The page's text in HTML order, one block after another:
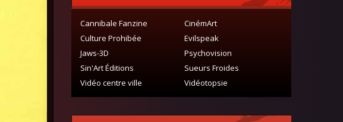
Cannibale Fanzine
CinémArt
Culture Prohibée
Evilspeak
Jaws-3D
Psychovision
Sin'Art Éditions
Sueurs Froides
Vidéo centre ville
Vidéotopsie